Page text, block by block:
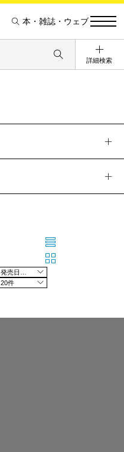
本・雑誌・ウェブ
詳細検索
20件